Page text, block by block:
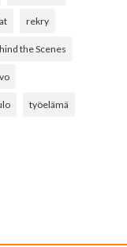
rekry
the Scenes
työelämä